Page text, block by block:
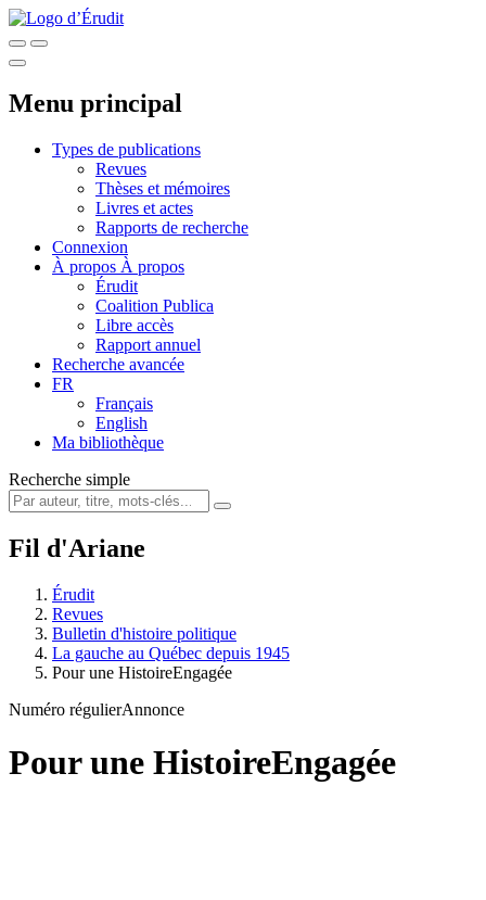
Menu principal
Types de publications
Revues
Thèses et mémoires
Livres et actes
Rapports de recherche
Connexion
À propos À propos
Érudit
Coalition Publica
Libre accès
Rapport annuel
Recherche avancée
FR
Français
English
Ma bibliothèque
Recherche simple
Fil d'Ariane
Érudit
Revues
Bulletin d'histoire politique
La gauche au Québec depuis 1945
Pour une HistoireEngagée
Numéro régulierAnnonce
Pour une HistoireEngagée